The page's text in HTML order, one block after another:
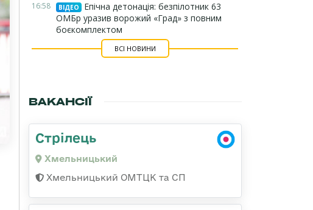
16:58 ВІДЕО
Епічна детонація: безпілотник 63
ОМБр уразив ворожий «Град» з повним
боєкомплектом
ВСІ НОВИНИ
ВАКАНСІЇ
Стрілець
Хмельницький
Хмельницький ОМТЦК та СП